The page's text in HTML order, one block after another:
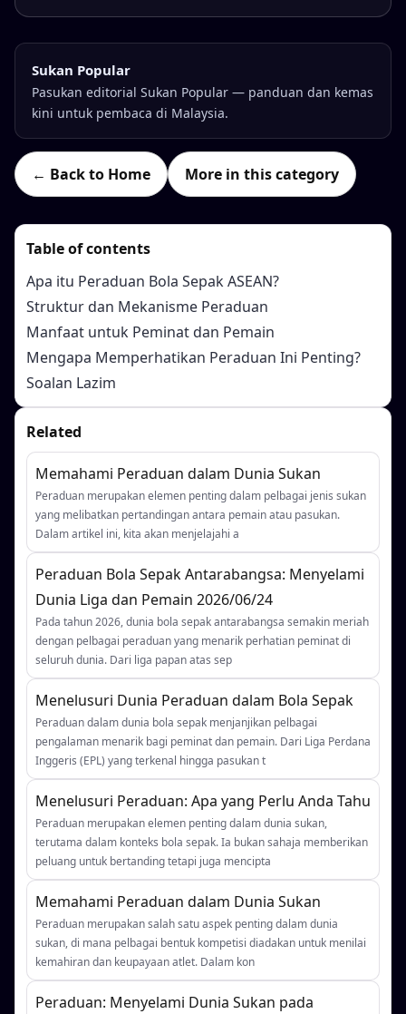
Sukan Popular
Pasukan editorial Sukan Popular — panduan dan kemas
kini untuk pembaca di Malaysia.
← Back to Home More in this category
Table of contents
Apa itu Peraduan Bola Sepak ASEAN?
Struktur dan Mekanisme Peraduan
Manfaat untuk Peminat dan Pemain
Mengapa Memperhatikan Peraduan Ini Penting?
Soalan Lazim
Related
Memahami Peraduan dalam Dunia Sukan
Peraduan merupakan elemen penting dalam pelbagai jenis sukan
yang melibatkan pertandingan antara pemain atau pasukan.
Dalam artikel ini, kita akan menjelajahi a
Peraduan Bola Sepak Antarabangsa: Menyelami
Dunia Liga dan Pemain 2026/06/24
Pada tahun 2026, dunia bola sepak antarabangsa semakin meriah
dengan pelbagai peraduan yang menarik perhatian peminat di
seluruh dunia. Dari liga papan atas sep
Menelusuri Dunia Peraduan dalam Bola Sepak
Peraduan dalam dunia bola sepak menjanjikan pelbagai
pengalaman menarik bagi peminat dan pemain. Dari Liga Perdana
Inggeris (EPL) yang terkenal hingga pasukan t
Menelusuri Peraduan: Apa yang Perlu Anda Tahu
Peraduan merupakan elemen penting dalam dunia sukan,
terutama dalam konteks bola sepak. Ia bukan sahaja memberikan
peluang untuk bertanding tetapi juga mencipta
Memahami Peraduan dalam Dunia Sukan
Peraduan merupakan salah satu aspek penting dalam dunia
sukan, di mana pelbagai bentuk kompetisi diadakan untuk menilai
kemahiran dan keupayaan atlet. Dalam kon
Peraduan: Menyelami Dunia Sukan pada